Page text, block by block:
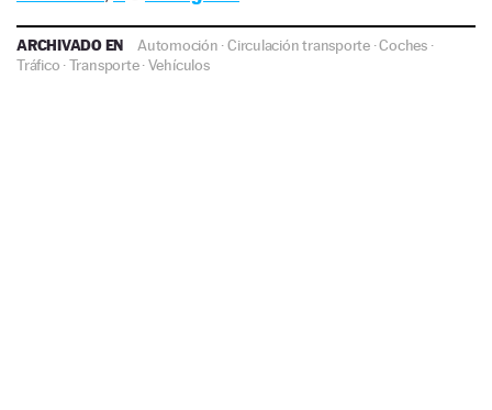
ARCHIVADO EN Automoción ·Circulación transporte·Coches·
Tráfico ·Transporte·Vehículos